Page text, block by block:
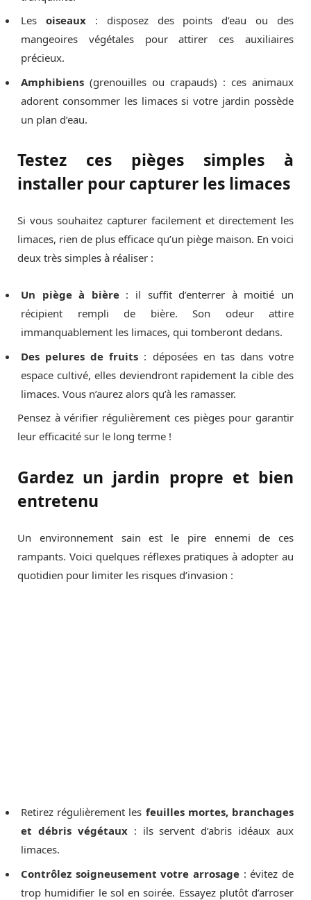
Les oiseaux : disposez des points d’eau ou des
mangeoires végétales pour attirer ces auxiliaires
précieux.
Amphibiens (grenouilles ou crapauds) : ces animaux
adorent consommer les limaces si votre jardin possède
un plan d’eau.
Testez ces pièges simples à
installer pour capturer les limaces
Si vous souhaitez capturer facilement et directement les
limaces, rien de plus efficace qu’un piège maison. En voici
deux très simples à réaliser :
Un piège à bière: il suffit d’enterrer à moitié un
récipient rempli de bière. Son odeur attire
immanquablement les limaces, qui tomberont dedans.
Des pelures de fruits : déposées en tas dans votre
espace cultivé, elles deviendront rapidement la cible des
limaces. Vous n’aurez alors qu’à les ramasser.
Pensez à vérifier régulièrement ces pièges pour garantir
leur efficacité sur le long terme !
Gardez un jardin propre et bien
entretenu
Un environnement sain est le pire ennemi de ces
rampants. Voici quelques réflexes pratiques à adopter au
quotidien pour limiter les risques d’invasion :
Retirez régulièrement les feuilles mortes, branchages
et débris végétaux: ils servent d’abris idéaux aux
limaces.
Contrôlez soigneusement votre arrosage : évitez de
trop humidifier le sol en soirée. Essayez plutôt d’arroser